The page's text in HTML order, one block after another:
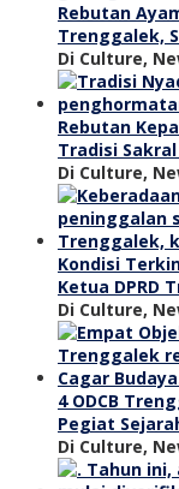
Rebutan
Trenggalek,
Di Culture,
Rebutan
Tradisi
Di Culture,
Kondisi
Ketua DPRD
Di Culture,
4 ODCB
Pegiat
Di Culture,